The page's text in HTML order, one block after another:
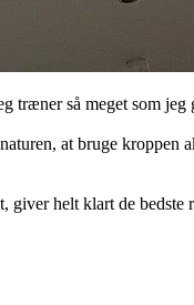
træner så meget som
at bruge
helt klart de